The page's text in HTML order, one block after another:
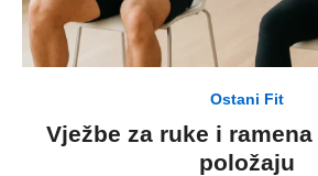
Ostani Fit
Vježbe za ruke i
položaju